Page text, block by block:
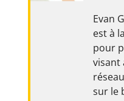
Evan
est à
pour
visant
sur le